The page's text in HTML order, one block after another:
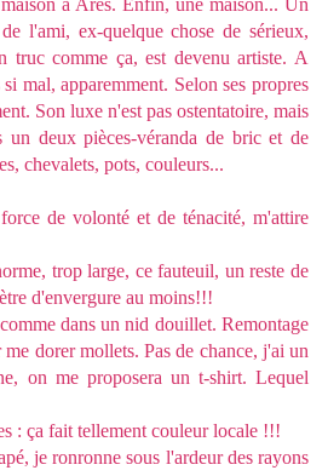
à Ares. Enfin, une maison... Un
l'ami, ex-quelque chose de sérieux,
truc comme ça, est devenu artiste. A
mal, apparemment. Selon ses propres
Son luxe n'est pas ostentatoire, mais
deux pièces-véranda de bric et de
chevalets, pots, couleurs...
de volonté et de ténacité, m'attire
trop large, ce fauteuil, un reste de
d'envergure au moins!!!
dans un nid douillet. Remontage
dorer mollets. Pas de chance, j'ai un
on me proposera un t-shirt. Lequel
: ça fait tellement couleur locale !!!
je ronronne sous l'ardeur des rayons